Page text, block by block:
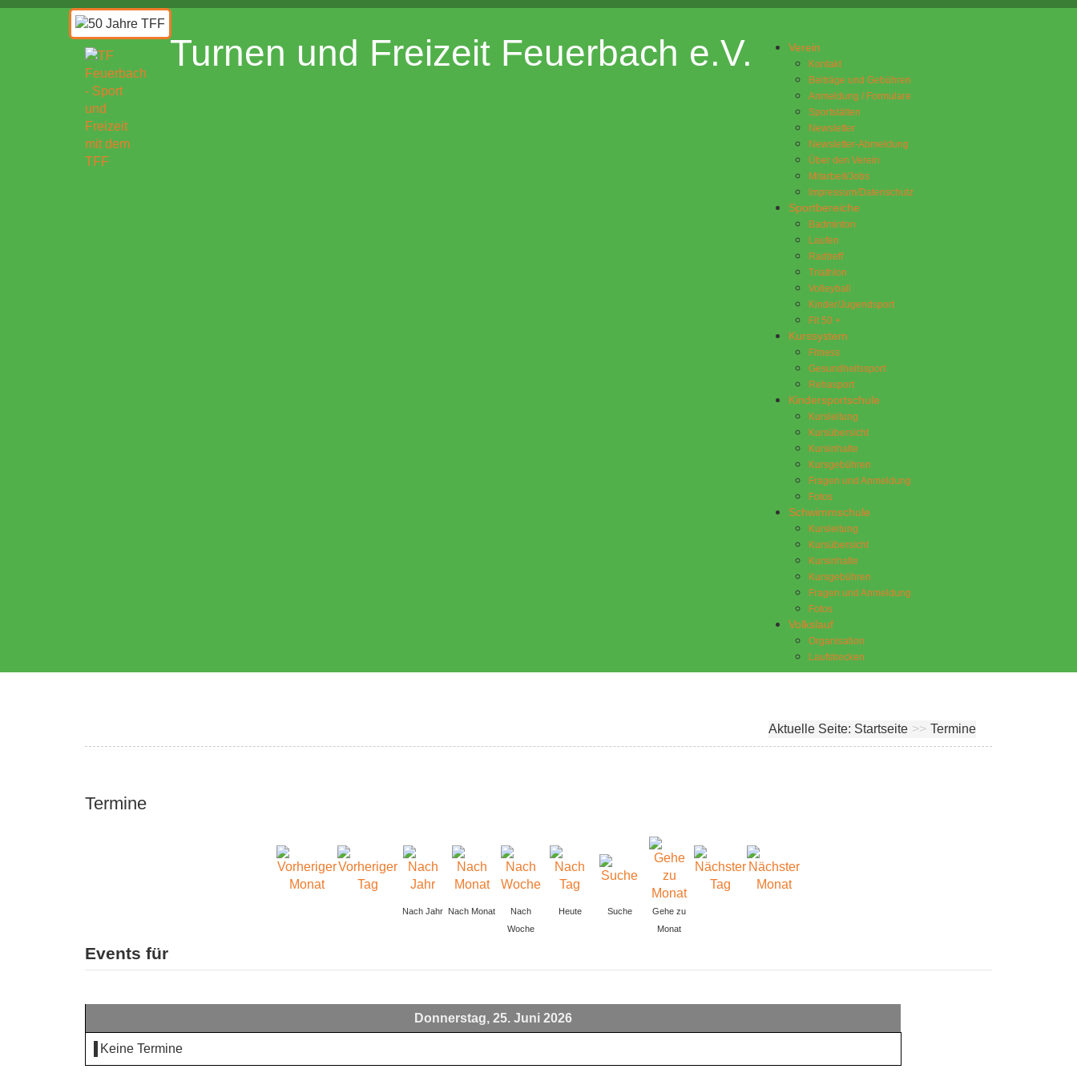
Turnen und Freizeit Feuerbach e.V. Verein
Kontakt
Beiträge und Gebühren
Anmeldung / Formulare
Sportstätten
Newsletter
Newsletter-Abmeldung
Über den Verein
Mitarbeit/Jobs
Impressum/Datenschutz
Sportbereiche
Badminton
Laufen
Radtreff
Triathlon
Volleyball
Kinder/Jugendsport
Fit 50 +
Kurssystem
Fitness
Gesundheitssport
Rehasport
Kindersportschule
Kursleitung
Kursübersicht
Kursinhalte
Kursgebühren
Fragen und Anmeldung
Fotos
Schwimmschule
Kursleitung
Kursübersicht
Kursinhalte
Kursgebühren
Fragen und Anmeldung
Fotos
Volkslauf
Organisation
Laufstrecken
Aktuelle Seite: Startseite >> Termine
Termine
Nach Jahr Nach Monat
Nach
Woche
Heute Suche
Gehe zu
Monat
Events für
Donnerstag, 25. Juni 2026
Keine Termine